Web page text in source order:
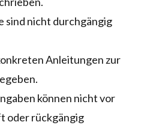
sind nicht durchgängig
Anleitungen zur
können nicht vor
oder rückgängig